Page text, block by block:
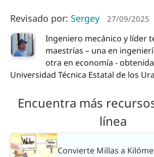
Revisado por: Sergey 27/09/2025
Ingeniero mecánico y líder
maestrías – una en
otra en economía -
Universidad Técnica Estatal de los
Encuentra más
línea
Convierte Millas a